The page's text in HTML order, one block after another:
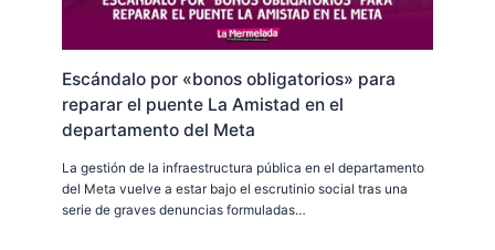
Escándalo por «bonos obligatorios» para
reparar el puente La Amistad en el
departamento del Meta
La gestión de la infraestructura pública en el departamento
del Meta vuelve a estar bajo el escrutinio social tras una
serie de graves denuncias formuladas…